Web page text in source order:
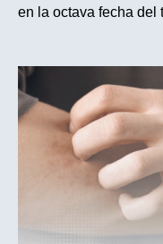
en la octava fecha del